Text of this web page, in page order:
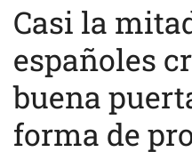
Casi la
españoles
buena
forma de